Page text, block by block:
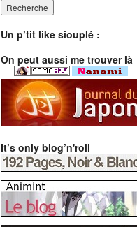
Un p’tit like siouplé :
On peut aussi me trouver là
It’s only blog’n'roll